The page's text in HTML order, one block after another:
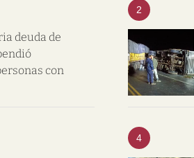
deuda de
con
2
4